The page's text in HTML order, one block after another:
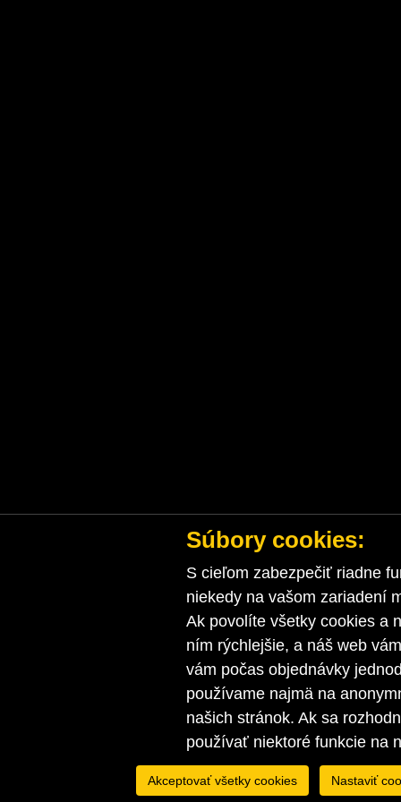
Súbory cookies:
S cieľom zabezpečiť riadne
niekedy na vašom zariadení
Ak povolíte všetky cookies a
ním rýchlejšie, a náš web
vám počas objednávky
používame najmä na
našich stránok. Ak sa
používať niektoré funkcie na
Akceptovať všetky cookies Nastaviť